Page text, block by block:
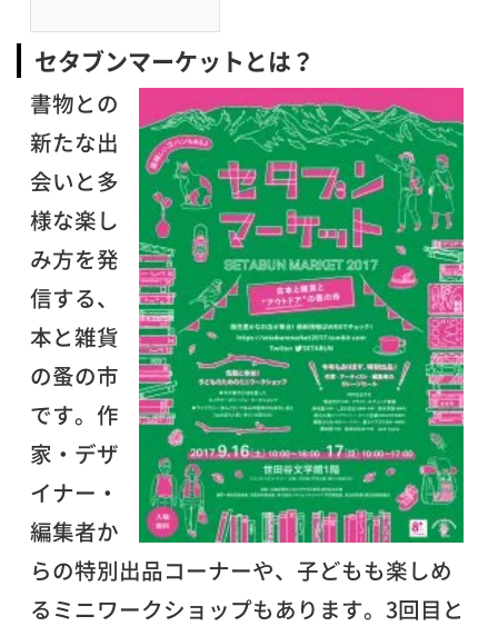
セタブンマーケットとは？
書物との
新たな出
会いと多
様な楽し
み方を発
信する、
本と雑貨
の蚤の市
です。作
家・デザ
イナー・
編集者か
らの特別出品コーナーや、子どもも楽しめ
るミニワークショップもあります。3回目と